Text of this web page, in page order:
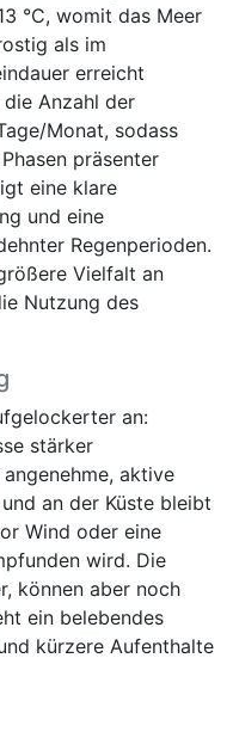
°C, womit das Meer
als im
erreicht
Anzahl der
Monat, sodass
präsenter
eine klare
und eine
Regenperioden.
Vielfalt an
Nutzung des
an:
stärker
aktive
an der Küste bleibt
Wind oder eine
wird. Die
können aber noch
ein belebendes
kürzere Aufenthalte